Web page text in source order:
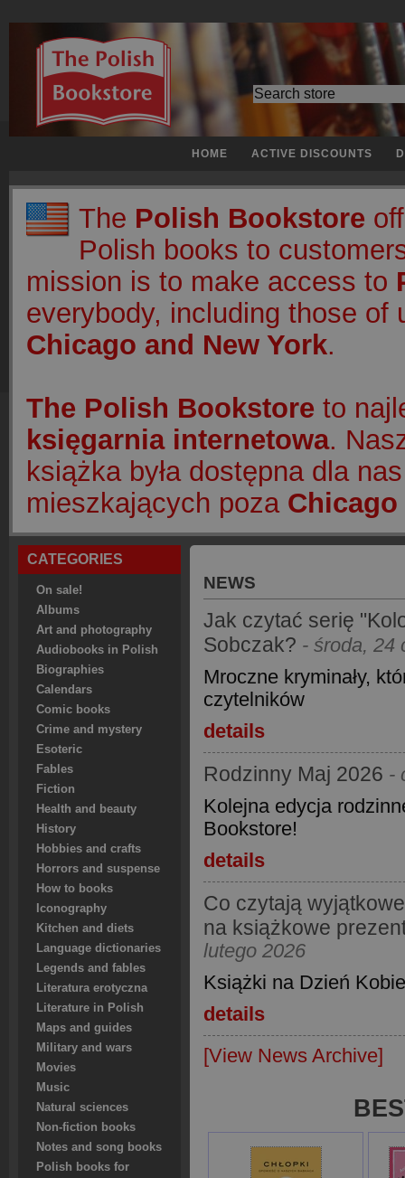
HOME ACTIVE DISCOUNTS
The Polish Bookstore
Polish books to
mission is to make access to
everybody, including those of
Chicago and New York.
The Polish Bookstore to
księgarnia internetowa.
książka była dostępna dla
mieszkających poza Chicago
CATEGORIES
On sale!
Albums
Art and photography
Audiobooks in Polish
Biographies
Calendars
Comic books
Crime and mystery
Esoteric
Fables
Fiction
Health and beauty
History
Hobbies and crafts
Horrors and suspense
How to books
Iconography
Kitchen and diets
Language dictionaries
Legends and fables
Literatura erotyczna
Literature in Polish
Maps and guides
Military and wars
Movies
Music
Natural sciences
Non-fiction books
Notes and song books
Polish books for
NEWS
Jak czytać serię
Sobczak? - środa, 24
Mroczne kryminały,
czytelników
details
Rodzinny Maj 2026 -
Kolejna edycja
Bookstore!
details
Co czytają
na książkowe
lutego 2026
Książki na Dzień
details
[View News Archive]